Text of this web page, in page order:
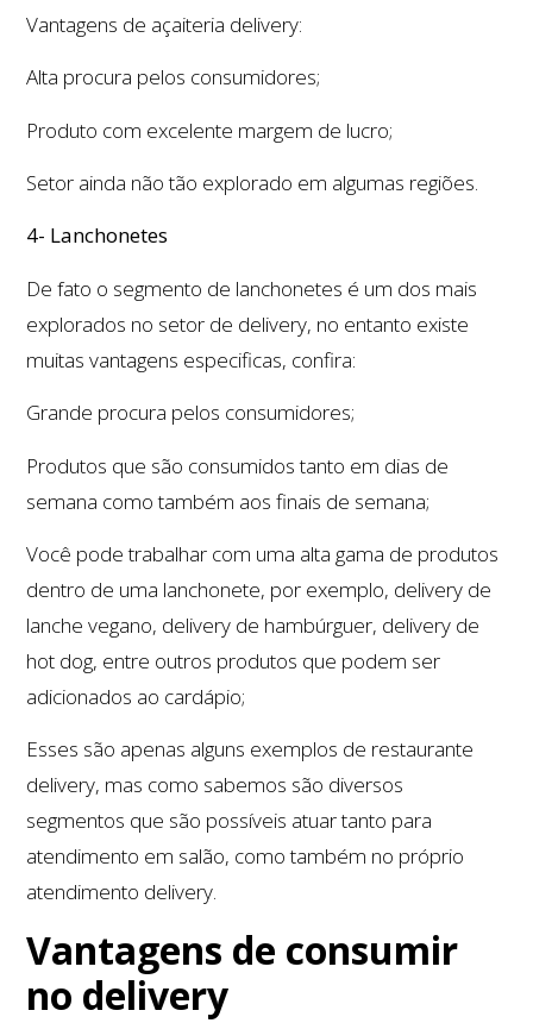
Vantagens de açaiteria delivery:
Alta procura pelos consumidores;
Produto com excelente margem de lucro;
Setor ainda não tão explorado em algumas regiões.
4- Lanchonetes
De fato o segmento de lanchonetes é um dos mais
explorados no setor de delivery, no entanto existe
muitas vantagens especificas, confira:
Grande procura pelos consumidores;
Produtos que são consumidos tanto em dias de
semana como também aos finais de semana;
Você pode trabalhar com uma alta gama de produtos
dentro de uma lanchonete, por exemplo, delivery de
lanche vegano, delivery de hambúrguer, delivery de
hot dog, entre outros produtos que podem ser
adicionados ao cardápio;
Esses são apenas alguns exemplos de restaurante
delivery, mas como sabemos são diversos
segmentos que são possíveis atuar tanto para
atendimento em salão, como também no próprio
atendimento delivery.
Vantagens de consumir
no delivery